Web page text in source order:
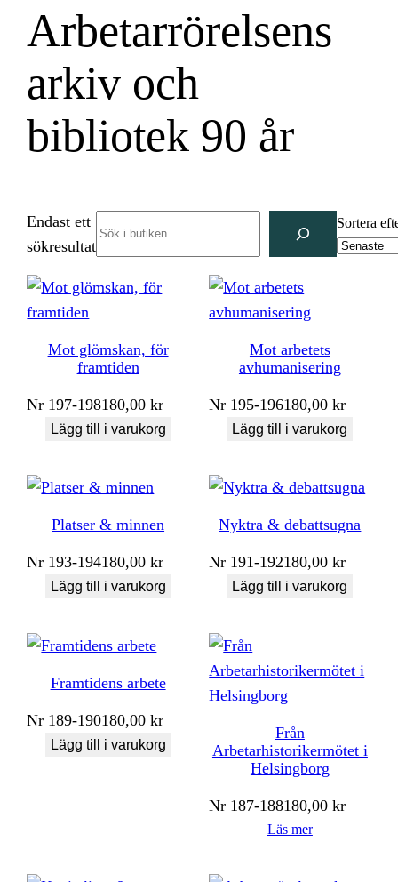
Arbetarrörelsens
arkiv och
bibliotek 90 år
Endast ett
sökresultat
Sortera
Mot glömskan, för
framtiden
Nr 197-198180,00kr
Lägg till i varukorg
Mot arbetets
avhumanisering
Nr 195-196180,00kr
Lägg till i varukorg
Platser & minnen
Nr 193-194180,00kr
Lägg till i varukorg
Nyktra & debattsugna
Nr 191-192180,00kr
Lägg till i varukorg
Framtidens arbete
Nr 189-190180,00kr
Lägg till i varukorg
Från
Arbetarhistorikermötet i
Helsingborg
Nr 187-188180,00kr
Läs mer